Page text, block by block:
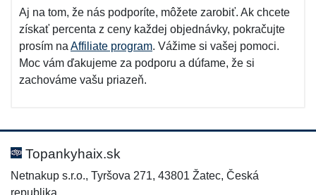
Aj na tom, že nás podporíte, môžete zarobiť. Ak chcete
získať percenta z ceny každej objednávky, pokračujte
prosím na Affiliate program. Vážime si vašej pomoci.
Moc vám ďakujeme za podporu a dúfame, že si
zachováme vašu priazeň.
Topankyhaix.sk
Netnakup s.r.o., Tyršova 271, 43801 Žatec, Česká
republika